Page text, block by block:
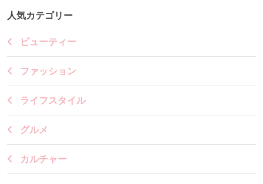
人気カテゴリー
ビューティー
ファッション
ライフスタイル
グルメ
カルチャー